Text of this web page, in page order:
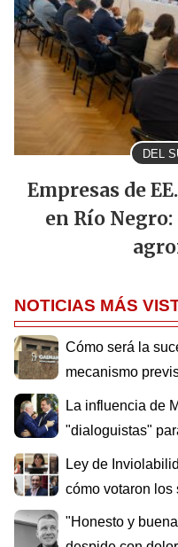
DEL
Empresas de
en Río
NOTICIAS MÁS
Cómo será la
mecanismo
La influencia de
"dialoguistas"
Ley de
cómo votaron los
"Honesto y